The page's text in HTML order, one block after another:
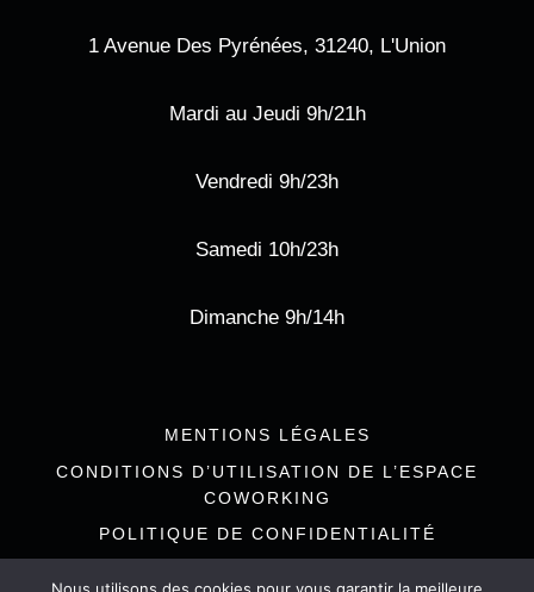
1 Avenue Des Pyrénées, 31240, L'Union
Mardi au Jeudi 9h/21h
Vendredi 9h/23h
Samedi 10h/23h
Dimanche 9h/14h
MENTIONS LÉGALES
CONDITIONS D’UTILISATION DE L’ESPACE
COWORKING
POLITIQUE DE CONFIDENTIALITÉ